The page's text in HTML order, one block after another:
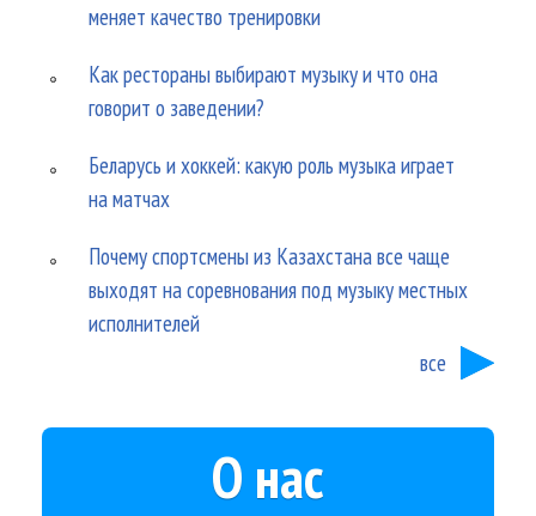
меняет качество тренировки
Как рестораны выбирают музыку и что она
говорит о заведении?
Беларусь и хоккей: какую роль музыка играет
на матчах
Почему спортсмены из Казахстана все чаще
выходят на соревнования под музыку местных
исполнителей
все
О нас